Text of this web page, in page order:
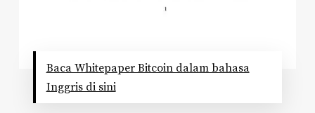
Baca Whitepaper Bitcoin dalam bahasa
Inggris di sini